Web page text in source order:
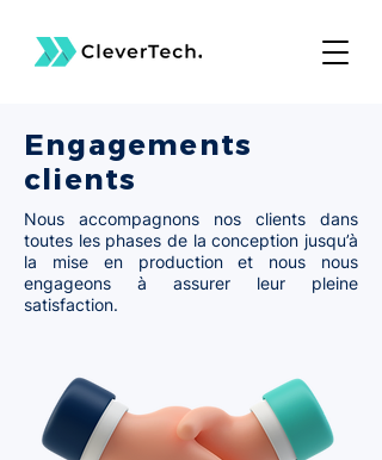
Engagements
clients
Nous accompagnons nos clients dans
toutes les phases de la conception jusqu’à
la mise en production et nous nous
engageons à assurer leur pleine
satisfaction.